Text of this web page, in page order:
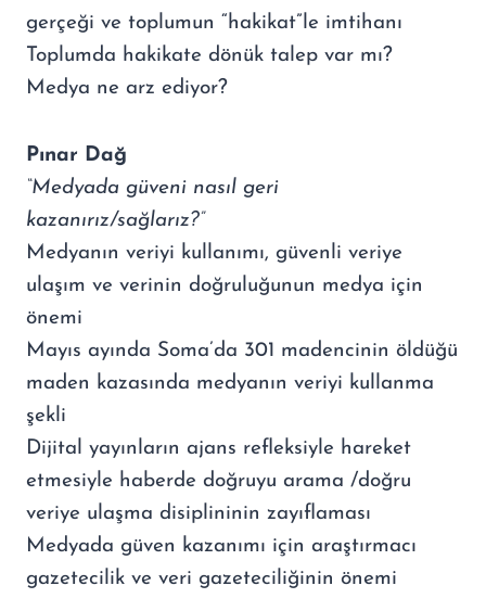
gerçeği ve toplumun “hakikat”le imtihanı
Toplumda hakikate dönük talep var mı?
Medya ne arz ediyor?
Pınar Dağ
“Medyada güveni nasıl geri
kazanırız/sağlarız?”
Medyanın veriyi kullanımı, güvenli veriye
ulaşım ve verinin doğruluğunun medya için
önemi
Mayıs ayında Soma’da 301 madencinin öldüğü
maden kazasında medyanın veriyi kullanma
şekli
Dijital yayınların ajans refleksiyle hareket
etmesiyle haberde doğruyu arama /doğru
veriye ulaşma disiplininin zayıflaması
Medyada güven kazanımı için araştırmacı
gazetecilik ve veri gazeteciliğinin önemi